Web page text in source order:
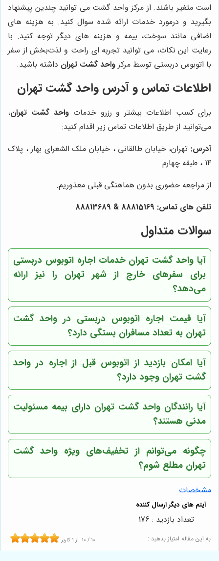
است متغیر باشند. از مرکز واحد گشت می توانید چندین پیشنهاد
بگیرید و درمورد خدمات ارائه شده سوال کنید. به هزینه های
اضافی مانند سوخت، بیمه و هزینه های دیگر توجه کنید. با
رعایت این نکات، می توانید تجربه ای راحت و لذت‌بخش از سفر
با اتوبوس دربستی توسط مرکز واحد گشت تهران داشته باشید.
اطلاعات تماس و آدرس واحد گشت تهران
برای کسب اطلاعات بیشتر و رزرو خدماتواحد گشت تهران،
می‌توانید از طریق اطلاعات تماس زیر اقدام کنید:
آدرس: تهران، خیابان طالقانی ، خیابان ملک الشعرای بهار ، پلاک
14 ، طبقه چهارم
از مراجعه حضوری بدون هماهنگی قبلی معذوریم.
تلفن های تماس: 88815169
&
88813689
سوالات متداول
آیا واحد گشت تهران خدمات اجاره اتوبوس دربستی
برای سفرهای خارج از شهر تهران را نیز ارائه
می‌دهد؟
آیا قیمت اجاره اتوبوس دربستی در واحد گشت
تهران به تعداد مسافران بستگی دارد؟
آیا امکان بازدید از اتوبوس قبل از اجاره در واحد
گشت تهران وجود دارد؟
آیا رانندگان واحد گشت تهران دارای بیمه مسئولیت
مدنی هستند؟
چگونه می‌توانم از تخفیف‌های ویژه واحد گشت
تهران مطلع شوم؟
مشخصات
به این مقاله امتیاز بدهید : 10 / 10 از 1 کاربر
تعداد بازدید : 176